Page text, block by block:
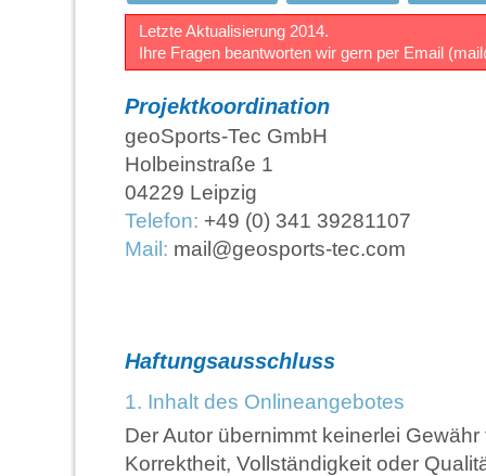
Letzte Aktualisierung 2014.
Ihre Fragen beantworten wir gern per Email (
Projektkoordination
geoSports-Tec GmbH
Holbeinstraße 1
04229 Leipzig
Telefon: +49 (0) 341 39281107
Mail: mail@geosports-tec.com
Haftungsausschluss
1. Inhalt des Onlineangebotes
Der Autor übernimmt keinerlei Gewähr
Korrektheit, Vollständigkeit oder